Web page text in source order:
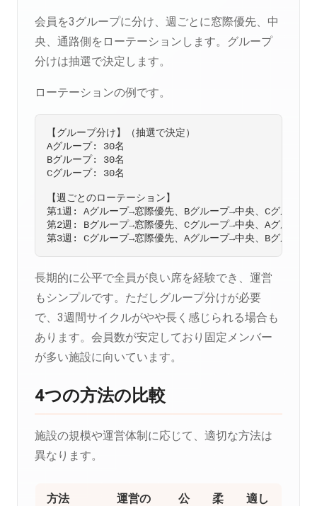
会員を3グループに分け、週ごとに窓際優先、中
央、通路側をローテーションします。グループ
分けは抽選で決定します。
ローテーションの例です。
【グループ分け】（抽選で決定）
Aグループ: 30名
Bグループ: 30名
Cグループ: 30名
【週ごとのローテーション】
第1週: Aグループ→窓際優先、Bグループ→中央、Cグループ
第2週: Bグループ→窓際優先、Cグループ→中央、Aグループ
長期的に公平で全員が良い席を経験でき、運営
もシンプルです。ただしグループ分けが必要
で、3週間サイクルがやや長く感じられる場合も
あります。会員数が安定しており固定メンバー
が多い施設に向いています。
4つの方法の比較
施設の規模や運営体制に応じて、適切な方法は
異なります。
方法
運営の
公
柔
適し